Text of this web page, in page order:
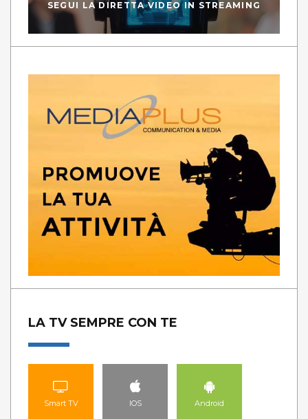
SEGUI LA DIRETTA VIDEO IN STREAMING
LA TV SEMPRE CON TE
Smart TV IOS Android